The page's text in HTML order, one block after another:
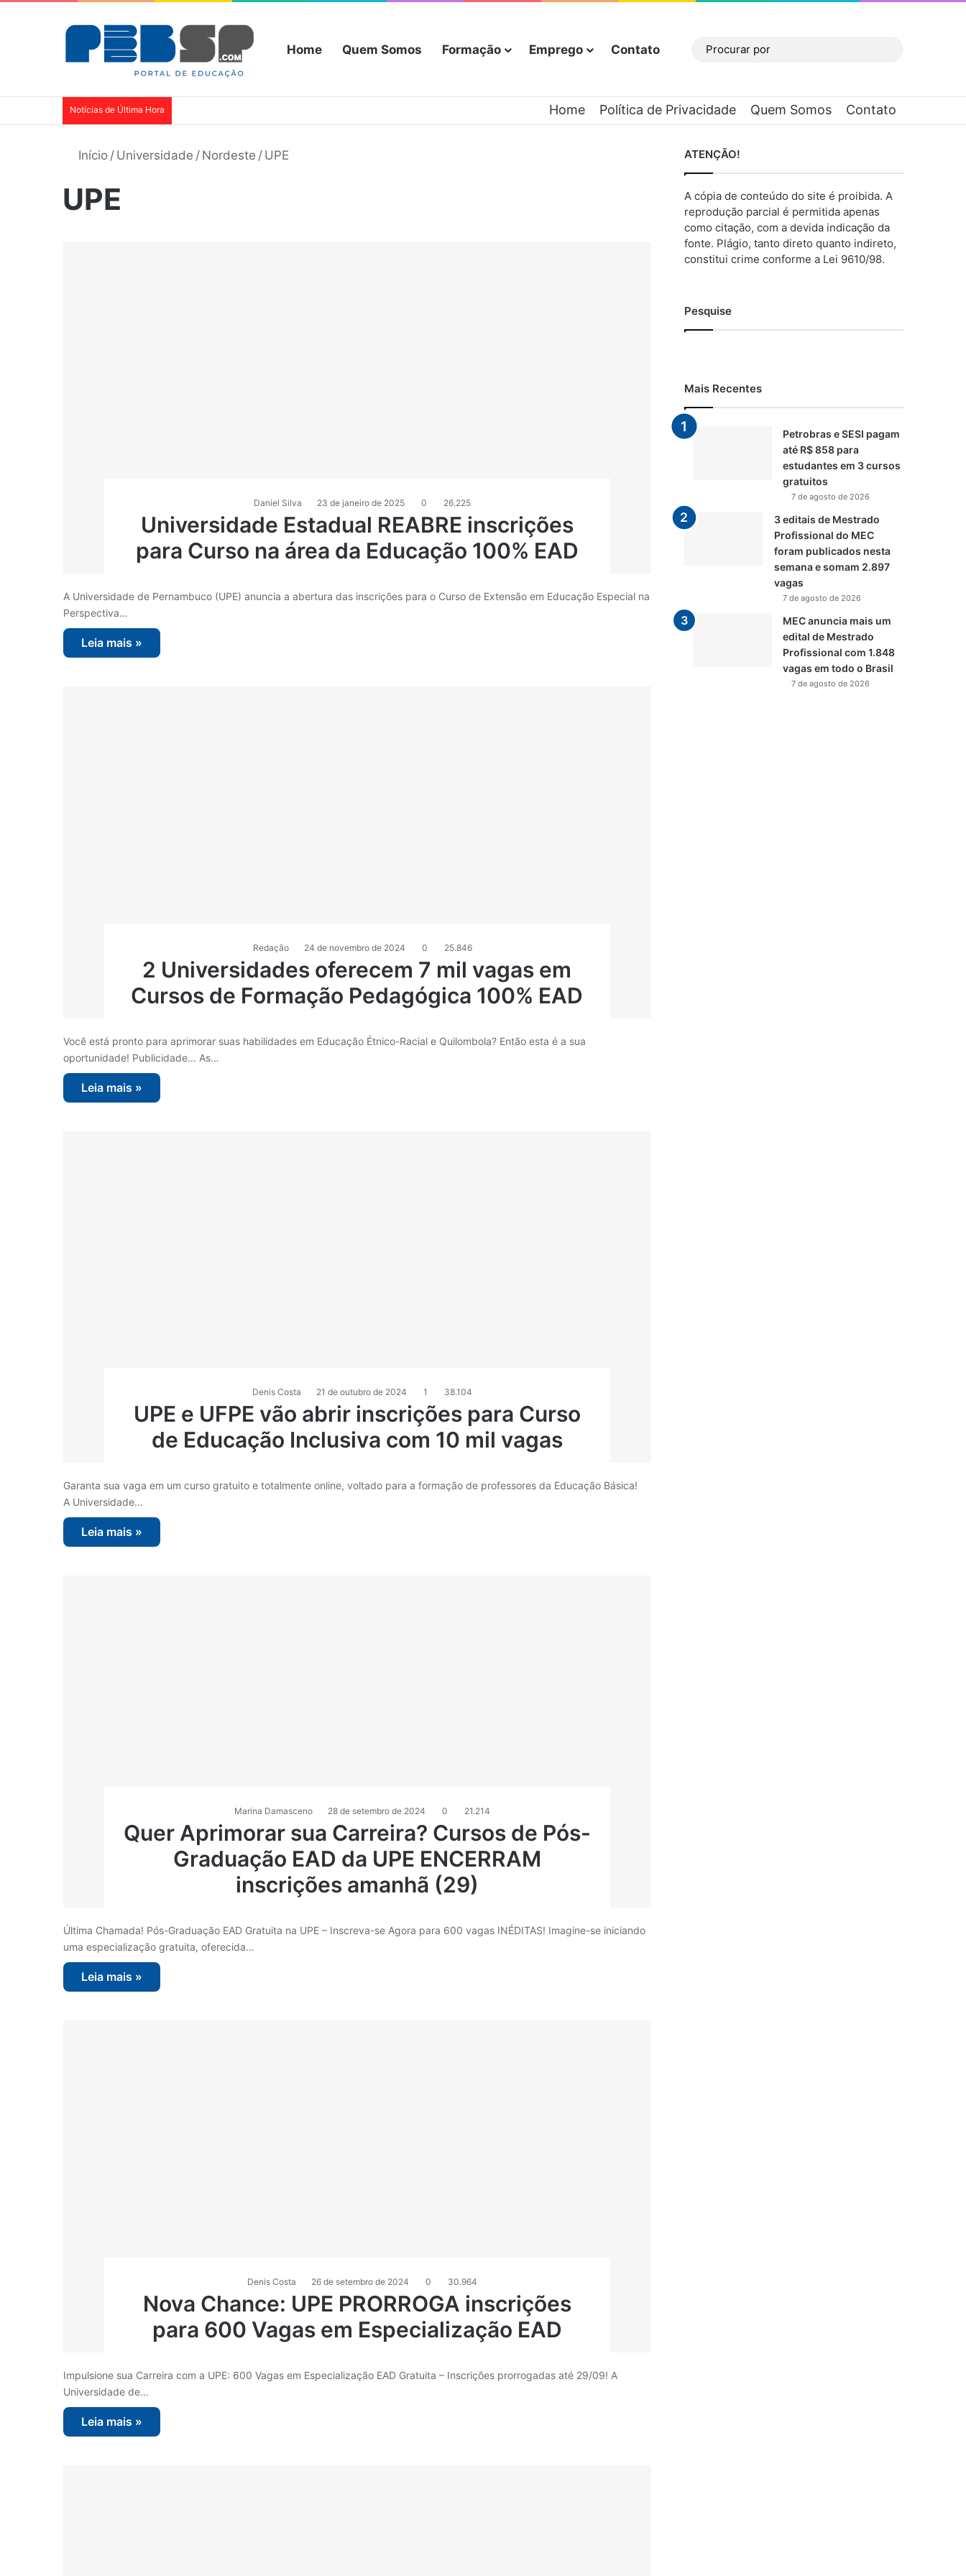
Home Quem Somos Formação Emprego Contato Barra Lateral
Notícias de Última Hora Home Política de Privacidade Quem Somos Contato
Início / Universidade / Nordeste / UPE
UPE
Daniel Silva 23 de janeiro de 2025 0 26.225
Universidade Estadual REABRE inscrições
para Curso na área da Educação 100% EAD
A Universidade de Pernambuco (UPE) anuncia a abertura das inscrições para o Curso de Extensão em Educação Especial na
Perspectiva…
Leia mais »
Redação 24 de novembro de 2024 0 25.846
2 Universidades oferecem 7 mil vagas em
Cursos de Formação Pedagógica 100% EAD
Você está pronto para aprimorar suas habilidades em Educação Étnico-Racial e Quilombola? Então esta é a sua
oportunidade! Publicidade... As…
Leia mais »
Denis Costa 21 de outubro de 2024 1 38.104
UPE e UFPE vão abrir inscrições para Curso
de Educação Inclusiva com 10 mil vagas
Garanta sua vaga em um curso gratuito e totalmente online, voltado para a formação de professores da Educação Básica!
A Universidade…
Leia mais »
Marina Damasceno 28 de setembro de 2024 0 21.214
Quer Aprimorar sua Carreira? Cursos de Pós-
Graduação EAD da UPE ENCERRAM
inscrições amanhã (29)
Última Chamada! Pós-Graduação EAD Gratuita na UPE – Inscreva-se Agora para 600 vagas INÉDITAS! Imagine-se iniciando
uma especialização gratuita, oferecida…
Leia mais »
Denis Costa 26 de setembro de 2024 0 30.964
Nova Chance: UPE PRORROGA inscrições
para 600 Vagas em Especialização EAD
Impulsione sua Carreira com a UPE: 600 Vagas em Especialização EAD Gratuita – Inscrições prorrogadas até 29/09! A
Universidade de…
Leia mais »
ATENÇÃO!
A cópia de conteúdo do site é proibida. A
reprodução parcial é permitida apenas
como citação, com a devida indicação da
fonte. Plágio, tanto direto quanto indireto,
constitui crime conforme a Lei 9610/98.
Pesquise
Mais Recentes
Petrobras e SESI pagam
até R$ 858 para
estudantes em 3 cursos
gratuitos
7 de agosto de 2026
3 editais de Mestrado
Profissional do MEC
foram publicados nesta
semana e somam 2.897
vagas
7 de agosto de 2026
MEC anuncia mais um
edital de Mestrado
Profissional com 1.848
vagas em todo o Brasil
7 de agosto de 2026